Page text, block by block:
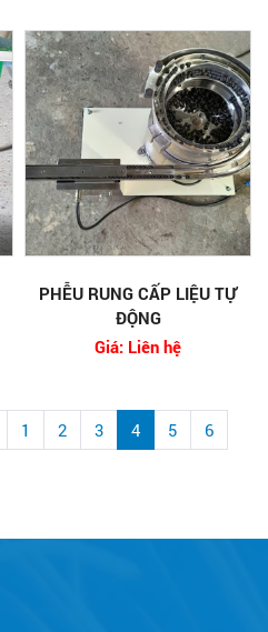
PHỄU RUNG CẤP LIỆU TỰ
ĐỘNG
Giá: Liên hệ
1 2 3 4 5
6